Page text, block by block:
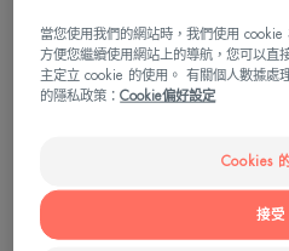
當您使用我們的網站時，我們使用
方便您繼續使用網站上的導航，您可以直
主定立 cookie 的使用。 有關個人數據處
的隱私政策：Cookie偏好設定
Cookies
接受